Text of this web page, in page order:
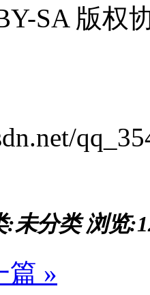
SA 版权
:未分类 浏览
篇 »